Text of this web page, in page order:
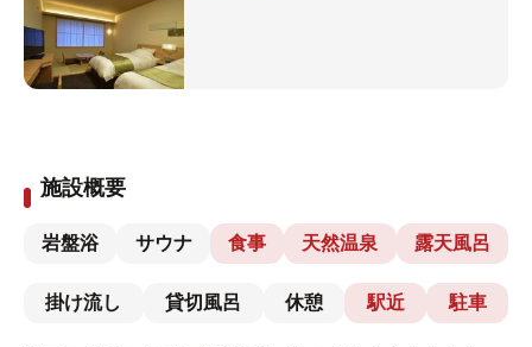
施設概要
岩盤浴 サウナ 食事 天然温泉 露天風呂
掛け流し 貸切風呂 休憩 駅近 駐車